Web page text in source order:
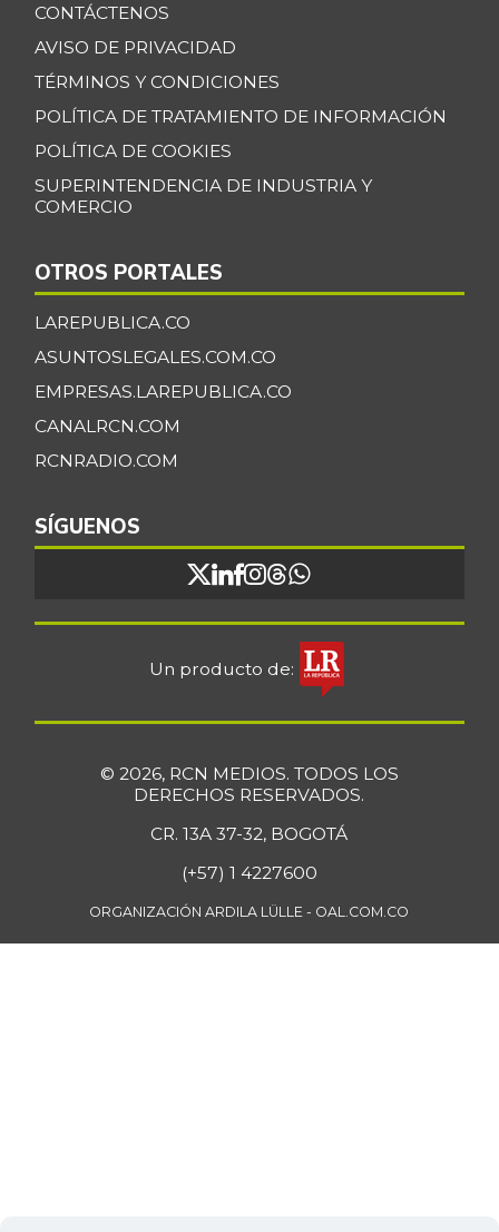
CONTÁCTENOS
AVISO DE PRIVACIDAD
TÉRMINOS Y CONDICIONES
POLÍTICA DE TRATAMIENTO DE INFORMACIÓN
POLÍTICA DE COOKIES
SUPERINTENDENCIA DE INDUSTRIA Y
COMERCIO
OTROS PORTALES
LAREPUBLICA.CO
ASUNTOSLEGALES.COM.CO
EMPRESAS.LAREPUBLICA.CO
CANALRCN.COM
RCNRADIO.COM
SÍGUENOS
Un producto de:
© 2026, RCN MEDIOS. TODOS LOS
DERECHOS RESERVADOS.
CR. 13A 37-32, BOGOTÁ
(+57) 1 4227600
ORGANIZACIÓN ARDILA LÜLLE - OAL.COM.CO